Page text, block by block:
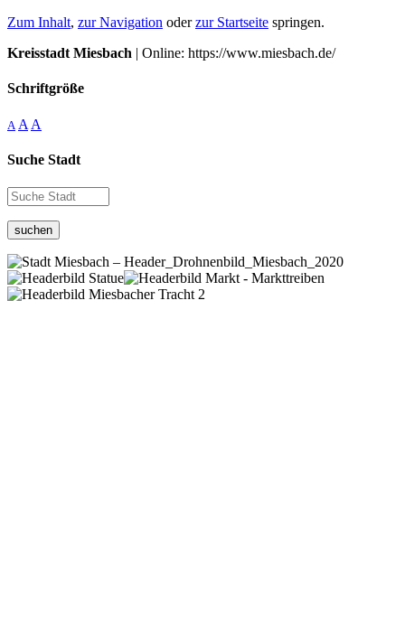
Zum Inhalt, zur Navigation oderzur Startseite springen.
Kreisstadt Miesbach | Online: https://www.miesbach.de/
Schriftgröße
A A A
Suche Stadt
suchen